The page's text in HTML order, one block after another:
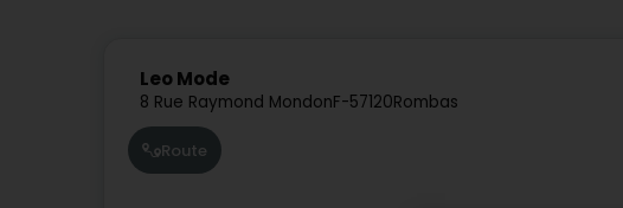
Leo Mode
8 Rue Raymond MondonF-57120Rombas
Route